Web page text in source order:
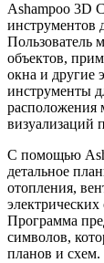
Ashampoo 3D
инструментов
Пользователь
объектов,
окна и другие
инструменты
расположения
визуализаций
С помощью
детальное
отопления,
Программа
символов,
планов и схем.